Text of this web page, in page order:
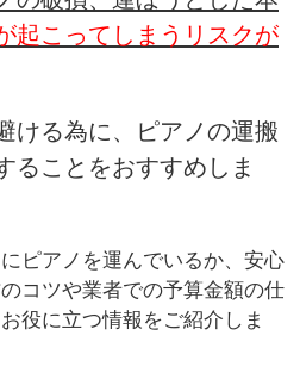
起こってしまうリスクが
ける為に、ピアノの運搬
ることをおすすめしま
ピアノを運んでいるか、安心
コツや業者での予算金額の仕
役に立つ情報をご紹介しま